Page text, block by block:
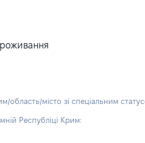
область/місто зі спеціальним
Республіці Крим: